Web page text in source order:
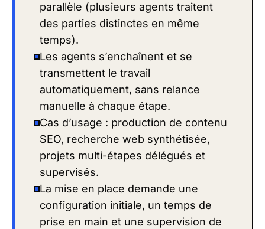
parallèle (plusieurs agents traitent
des parties distinctes en même
temps).
Les agents s’enchaînent et se
transmettent le travail
automatiquement, sans relance
manuelle à chaque étape.
Cas d’usage : production de contenu
SEO, recherche web synthétisée,
projets multi-étapes délégués et
supervisés.
La mise en place demande une
configuration initiale, un temps de
prise en main et une supervision de